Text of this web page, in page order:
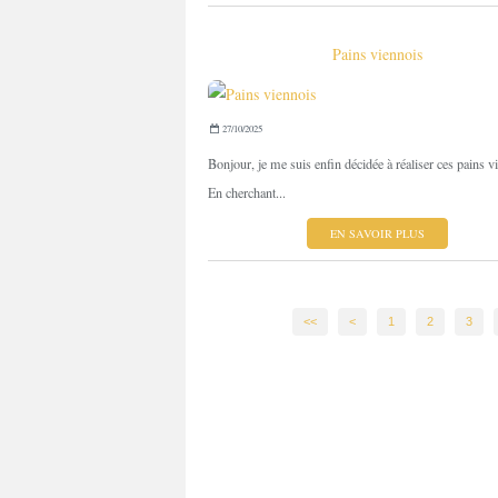
Pains viennois
27/10/2025
Bonjour, je me suis enfin décidée à réaliser ces pains
En cherchant...
EN SAVOIR PLUS
<< < 1 2 3